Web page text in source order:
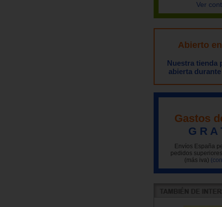
Ver
Abierto
Nuestra tienda
abierta
Gastos
G R A
Envíos España
pedidos
(más iva)